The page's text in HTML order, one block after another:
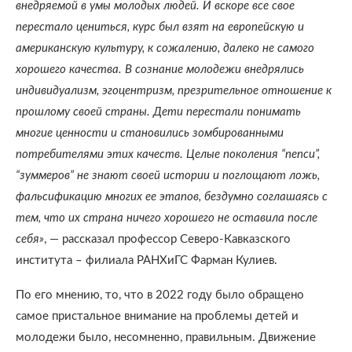
внедряемой в умы молодых людей. И вскоре все свое
перестало цениться, курс был взят на европейскую и
американскую культуру, к сожалению, далеко не самого
хорошего качества. В сознание молодежи внедрялись
индивидуализм, эгоцентризм, презрительное отношение к
прошлому своей страны. Дети перестали понимать
многие ценности и становились зомбированными
потребителями этих качеств. Целые поколения “пепси”,
“зуммеров” не знают своей истории и поглощают ложь,
фальсификацию многих ее этапов, бездумно соглашаясь с
тем, что их страна ничего хорошего не оставила после
себя», — рассказал профессор Северо-Кавказского
института – филиала РАНХиГС Фарман Кулиев.
По его мнению, то, что в 2022 году было обращено
самое пристальное внимание на проблемы детей и
молодежи было, несомненно, правильным. Движение